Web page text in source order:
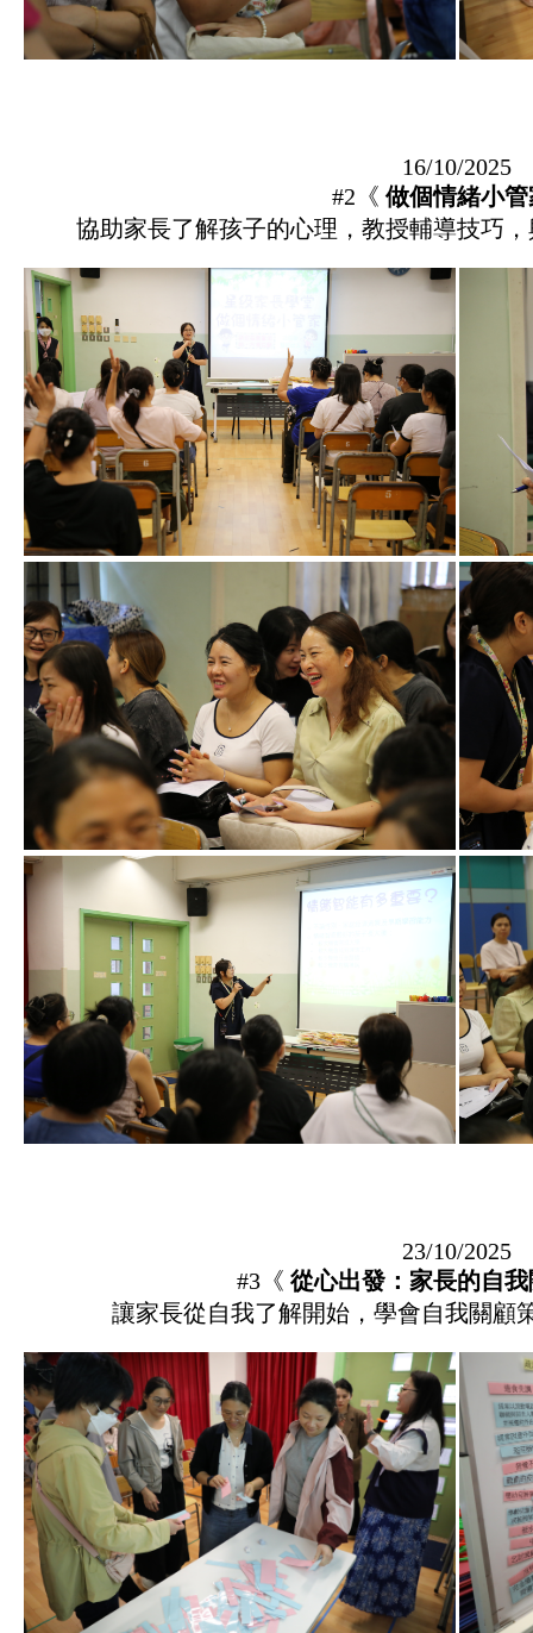
16/10/2025
#2《做個情緒小
協助家長了解孩子的心理，教授輔導技巧
23/10/2025
#3《從心出發：家長的自
讓家長從自我了解開始，學會自我關顧